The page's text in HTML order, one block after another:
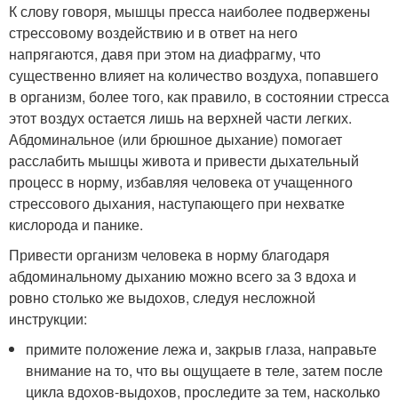
К слову говоря, мышцы пресса наиболее подвержены
стрессовому воздействию и в ответ на него
напрягаются, давя при этом на диафрагму, что
существенно влияет на количество воздуха, попавшего
в организм, более того, как правило, в состоянии стресса
этот воздух остается лишь на верхней части легких.
Абдоминальное (или брюшное дыхание) помогает
расслабить мышцы живота и привести дыхательный
процесс в норму, избавляя человека от учащенного
стрессового дыхания, наступающего при нехватке
кислорода и панике.
Привести организм человека в норму благодаря
абдоминальному дыханию можно всего за 3 вдоха и
ровно столько же выдохов, следуя несложной
инструкции:
примите положение лежа и, закрыв глаза, направьте
внимание на то, что вы ощущаете в теле, затем после
цикла вдохов-выдохов, проследите за тем, насколько